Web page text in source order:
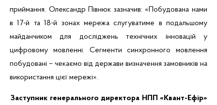
приймання. Олександр Півнюк зазначив: «Побудована нами
в 17-й та 18-й зонах мережа слугуватиме в подальшому
майданчиком для досліджень технічних інновацій у
цифровому мовленні. Сегменти синхронного мовлення
побудовані – чекаємо від держави визначення замовників на
використання цієї мережі».
Заступник генерального директора НПП «Квант-Ефір»